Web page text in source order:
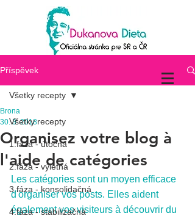
Příspěvek
Všetky recepty
1.fáza - útočná
2.fáza - výletná
3.fáza - konsolidačná
4.fáza - stabilizačná
Všetky recepty
Organisez votre blog à
l'aide de catégories
Brona
30. 3. 2018
Les catégories sont un moyen efficace
d'organiser vos posts. Elles aident
également vos visiteurs à découvrir du